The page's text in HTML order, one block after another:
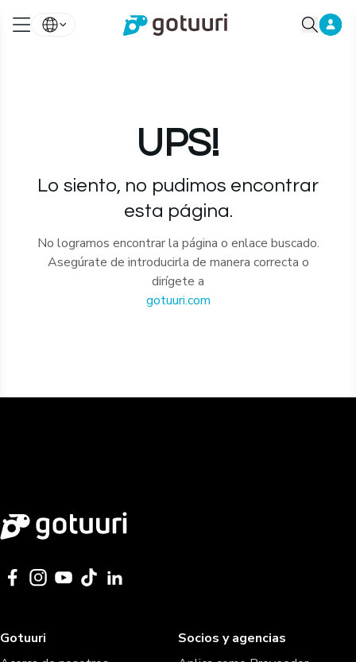
UPS!
Lo siento, no pudimos encontrar
esta página.
No logramos encontrar la página o enlace buscado.
Asegúrate de introducirla de manera correcta o
dirígete a
gotuuri.com
Gotuuri
Socios y agencias